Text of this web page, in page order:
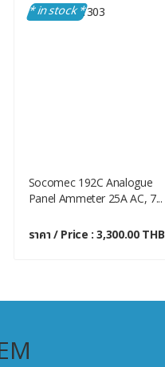
* in stock *
Socomec 192C Analogue
Panel Ammeter 25A AC, 7...
ราคา / Price : 3,300.00 THB